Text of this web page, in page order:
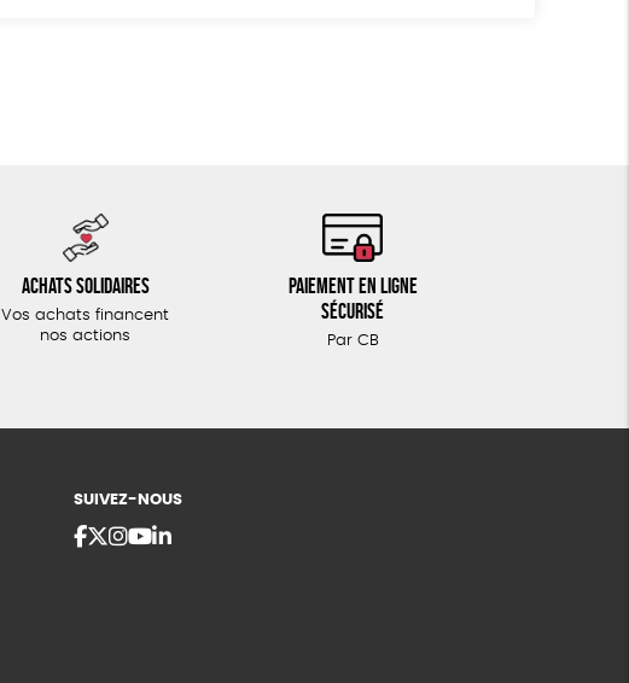
Achats solidaires
Vos achats financent
nos actions
Paiement en ligne
sécurisé
Par CB
SUIVEZ-NOUS